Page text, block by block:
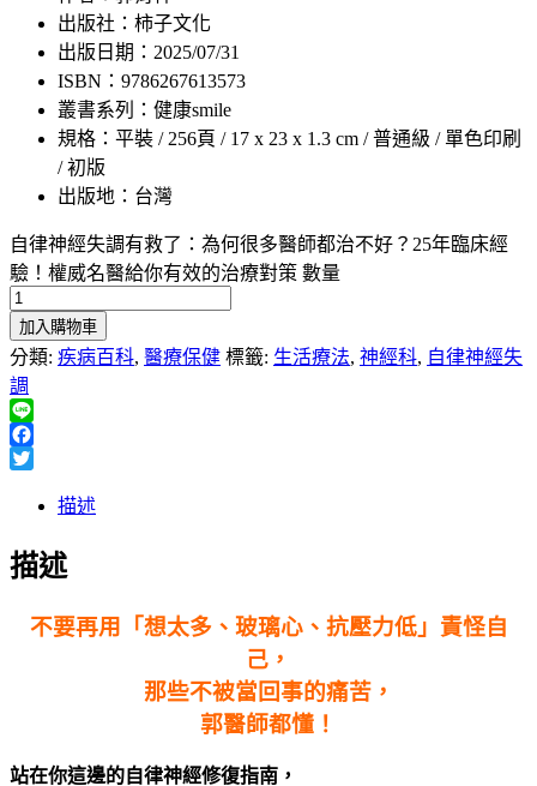
出版社：柿子文化
出版日期：2025/07/31
ISBN：9786267613573
叢書系列：健康smile
規格：平裝 / 256頁 / 17 x 23 x 1.3 cm / 普通級 / 單色印刷
/ 初版
出版地：台灣
自律神經失調有救了：為何很多醫師都治不好？25年臨床經
驗！權威名醫給你有效的治療對策 數量
加入購物車
分類: 疾病百科, 醫療保健 標籤: 生活療法, 神經科, 自律神經失
調
Line
Facebook
描述
描述
不要再用「想太多、玻璃心、抗壓力低」責怪自
己，
那些不被當回事的痛苦，
郭醫師都懂！
站在你這邊的自律神經修復指南，